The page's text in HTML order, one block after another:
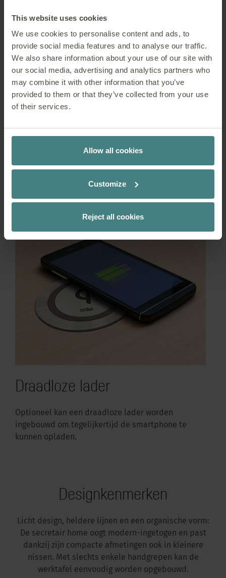
This website uses cookies
We use cookies to personalise content and ads, to
provide social media features and to analyse our traffic.
We also share information about your use of our site with
our social media, advertising and analytics partners who
may combine it with other information that you’ve
provided to them or that they’ve collected from your use
of their services.
Allow all cookies
Customize
Reject all cookies
Het aflegvlak dat binnen de PET-vilten ombouw is
geïntegreerd, biedt ruimte voor pennen,
notitieblaadjes of een kalender.
Draadloze lader
Optioneel kan een draadloze lader worden
ingebouwd om tegelijkertijd de smartphone te
kunnen opladen.
Designkenmerken
Licht design, heldere lijnen en een organische vorm:
De secretair home oogt modern-ingetogen en past
dankzij zijn compacte afmetingen ook in kleinere
nissen. Met slechts enkele handgrepen kan de
werktafel eenvoudig worden opgebouwd.